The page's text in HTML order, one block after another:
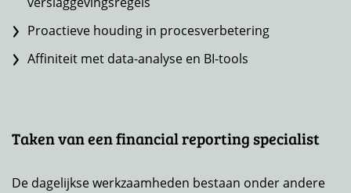
Proactieve houding in procesverbetering
Affiniteit met data-analyse en BI-tools
Taken van een financial reporting specialist
De dagelijkse werkzaamheden bestaan onder andere